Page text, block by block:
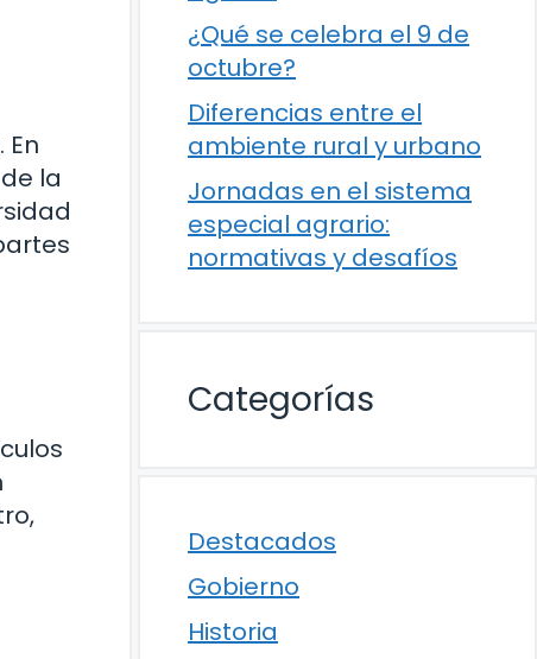
la
¿Qué se celebra el 9 de
octubre?
Diferencias entre el
ambiente rural y urbano
Jornadas en el sistema
especial agrario:
normativas y desafíos
Categorías
Destacados
Gobierno
Historia